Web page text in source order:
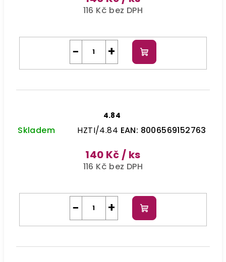
116 Kč bez DPH
+
− Do
košíku
4.84
Skladem HZTI/4.84 EAN: 8006569152763
140 Kč / ks
116 Kč bez DPH
+
− Do
košíku